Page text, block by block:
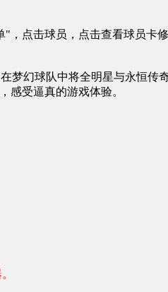
点击球员，点击查看球员卡修
幻球队中将全明星与永恒传
感受逼真的游戏体验。
。